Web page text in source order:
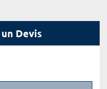
un Devis